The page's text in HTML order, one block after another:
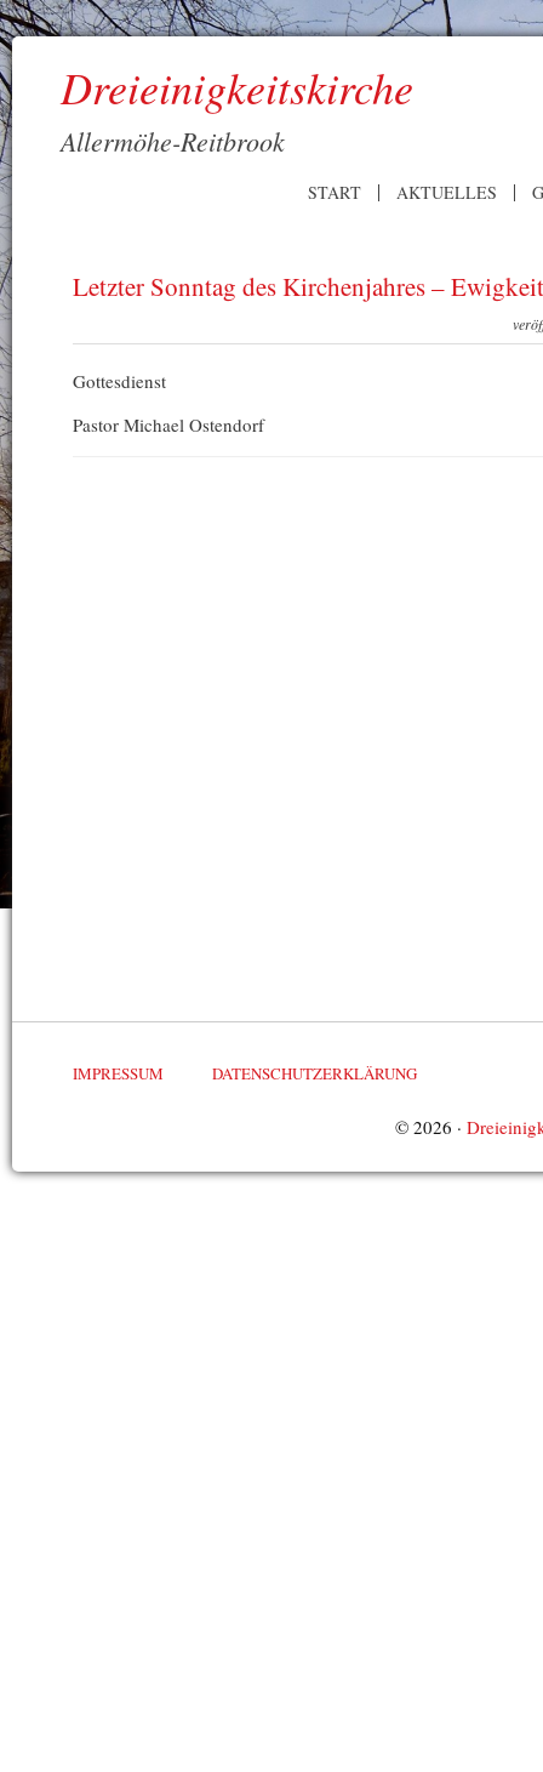
Dreieinigkeitskirche
Allermöhe-Reitbrook
START AKTUELLES
Letzter Sonntag des Kirchenjahres –
Gottesdienst
Pastor Michael Ostendorf
IMPRESSUM DATENSCHUTZERKLÄRUNG
© 2026 ·